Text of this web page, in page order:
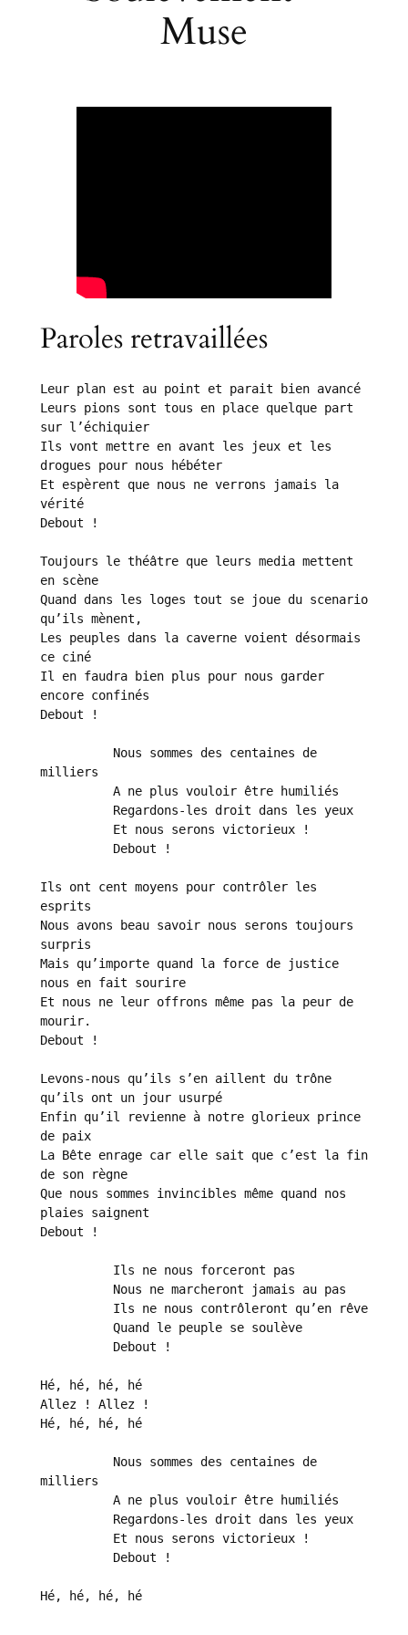
Muse
Paroles retravaillées
Leur plan est au point et parait bien avancé
Leurs pions sont tous en place quelque part
sur l’échiquier
Ils vont mettre en avant les jeux et les
drogues pour nous hébéter
Et espèrent que nous ne verrons jamais la
vérité
Debout !
Toujours le théâtre que leurs media mettent
en scène
Quand dans les loges tout se joue du scenario
qu’ils mènent,
Les peuples dans la caverne voient désormais
ce ciné
Il en faudra bien plus pour nous garder
encore confinés
Debout !
milliers
Ils ont cent moyens pour contrôler les
esprits
Nous avons beau savoir nous serons toujours
surpris
Mais qu’importe quand la force de justice
nous en fait sourire
Et nous ne leur offrons même pas la peur de
mourir.
Debout !
Levons-nous qu’ils s’en aillent du trône
qu’ils ont un jour usurpé
Enfin qu’il revienne à notre glorieux prince
de paix
La Bête enrage car elle sait que c’est la fin
de son règne
Que nous sommes invincibles même quand nos
plaies saignent
Debout !
Hé, hé, hé, hé
Allez ! Allez !
Hé, hé, hé, hé
milliers
Hé, hé, hé, hé